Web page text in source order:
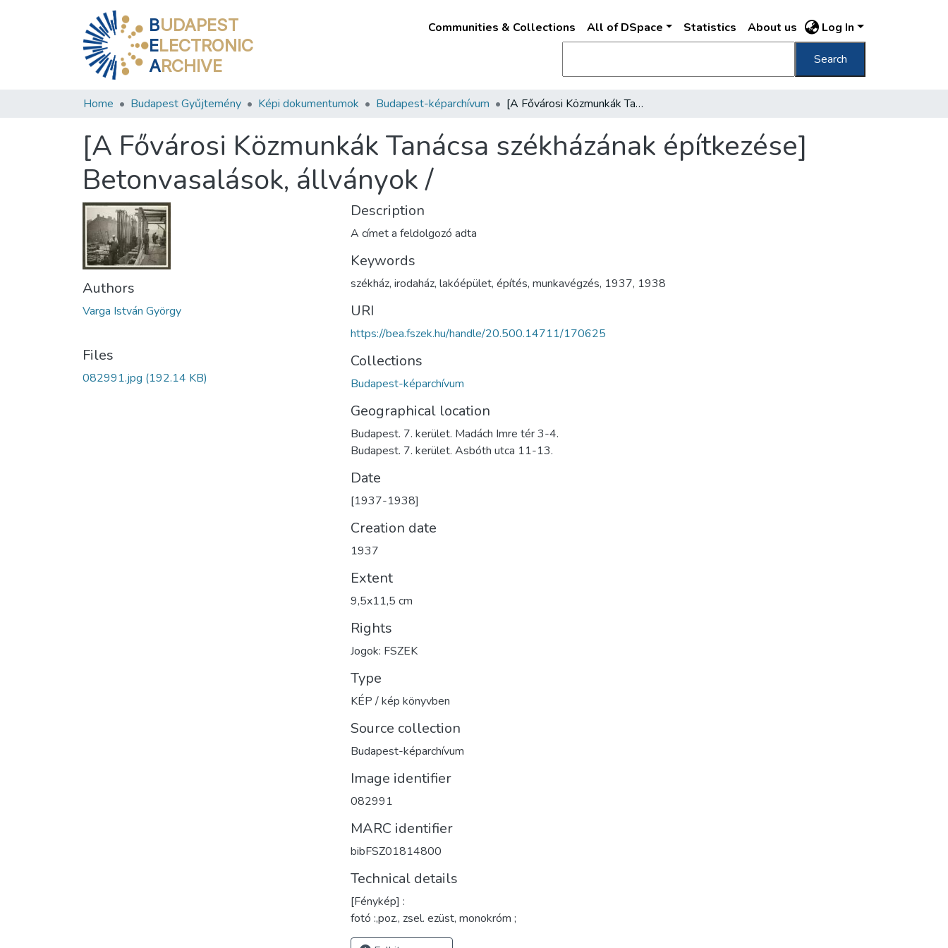
BUDAPEST
ELECTRONIC
ARCHIVE
Communities & Collections All of DSpace Statistics About us Log In
Search
Home Budapest Gyűjtemény Képi dokumentumok Budapest-képarchívum [A Fővárosi Közmunkák Tanácsa székházának építkezése] Betonvasalások, állványok /
[A Fővárosi Közmunkák Tanácsa székházának építkezése]
Betonvasalások, állványok /
Authors
Varga István György
Files
082991.jpg (192.14 KB)
Description
A címet a feldolgozó adta
Keywords
székház, irodaház, lakóépület, építés, munkavégzés, 1937, 1938
URI
https://bea.fszek.hu/handle/20.500.14711/170625
Collections
Budapest-képarchívum
Geographical location
Budapest. 7. kerület. Madách Imre tér 3-4.
Budapest. 7. kerület. Asbóth utca 11-13.
Date
[1937-1938]
Creation date
1937
Extent
9,5x11,5 cm
Rights
Jogok: FSZEK
Type
KÉP / kép könyvben
Source collection
Budapest-képarchívum
Image identifier
082991
MARC identifier
bibFSZ01814800
Technical details
[Fénykép] :
fotó :,poz., zsel. ezüst, monokróm ;